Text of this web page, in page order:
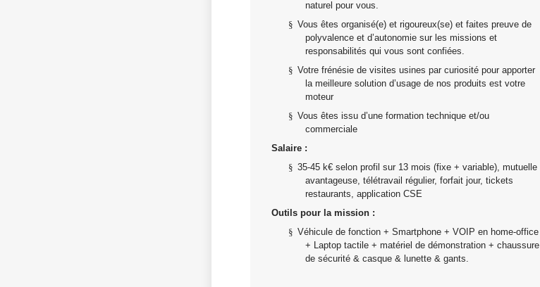
naturel pour vous.
§ Vous êtes organisé(e) et rigoureux(se) et faites preuve de
polyvalence et d’autonomie sur les missions et
responsabilités qui vous sont confiées.
§ Votre frénésie de visites usines par curiosité pour apporter
la meilleure solution d’usage de nos produits est votre
moteur
§ Vous êtes issu d’une formation technique et/ou
commerciale
Salaire :
§ 35-45 k€ selon profil sur 13 mois (fixe + variable), mutuelle
avantageuse, télétravail régulier, forfait jour, tickets
restaurants, application CSE
Outils pour la mission :
§ Véhicule de fonction + Smartphone + VOIP en home-office
+ Laptop tactile + matériel de démonstration + chaussure
de sécurité & casque & lunette & gants.